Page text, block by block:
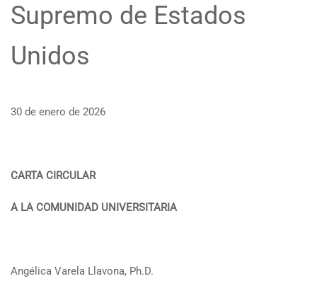
Supremo de Estados
Unidos
30 de enero de 2026
CARTA CIRCULAR
A LA COMUNIDAD UNIVERSITARIA
Angélica Varela Llavona, Ph.D.